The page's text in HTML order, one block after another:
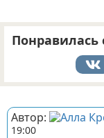
Понравилась
Автор:
19:00